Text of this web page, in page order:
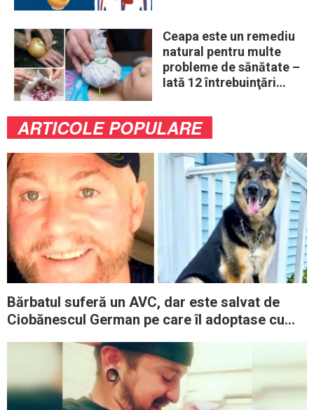
Ceapa este un remediu
natural pentru multe
probleme de sănătate –
Iată 12 întrebuinţări
ARTICOLE POPULARE
Bărbatul suferă un AVC, dar este salvat de
Ciobănescul German pe care îl adoptase cu